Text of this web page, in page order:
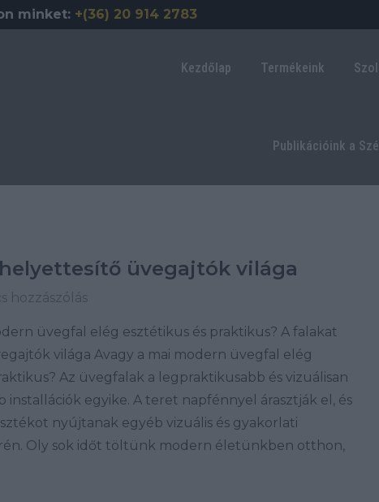
minket: +(36) 20 914 2783
Kezdőlap Termékeink
Publikációink a
üvegajtók világa
hozzászólás
üvegfal elég esztétikus és praktikus? A falakat
világa Avagy a mai modern üvegfal elég
Az üvegfalak a legpraktikusabb és vizuálisan
installációk egyike. A teret napfénnyel árasztják el, és
nyújtanak egyéb vizuális és gyakorlati
Oly sok időt töltünk modern életünkben otthon,